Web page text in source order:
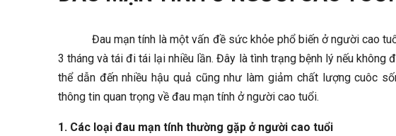
Đau mạn tính là một vấn đề sức khỏe phổ biến ở người cao
3 tháng và tái đi tái lại nhiều lần.Đây là tình trạng bệnh lý nếu không
thể dẫn đến nhiều hậu quả cũng như làm giảm chất lượng cuôc
thông tin quan trọng về đau mạn tính ở người cao tuổi.
1. Các loại đau mạn tính thường gặp ở người cao tuổi